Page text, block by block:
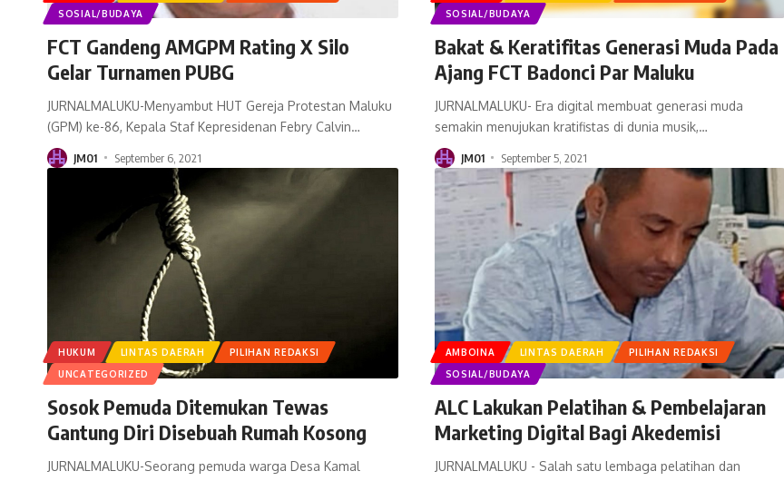
SOSIAL/BUDAYA
FCT Gandeng AMGPM Rating X Silo
Gelar Turnamen PUBG
JURNALMALUKU-Menyambut HUT Gereja Protestan Maluku
(GPM) ke-86, Kepala Staf Kepresidenan Febry Calvin…
JM01 September 6, 2021
SOSIAL/BUDAYA
Bakat & Keratifitas Generasi Muda Pada
Ajang FCT Badonci Par Maluku
JURNALMALUKU- Era digital membuat generasi muda
semakin menujukan kratifistas di dunia musik,…
JM01 September 5, 2021
HUKUM LINTAS DAERAH
PILIHAN REDAKSI
UNCATEGORIZED
Sosok Pemuda Ditemukan Tewas
Gantung Diri Disebuah Rumah Kosong
JURNALMALUKU-Seorang pemuda warga Desa Kamal
AMBOINA LINTAS DAERAH
PILIHAN REDAKSI
SOSIAL/BUDAYA
ALC Lakukan Pelatihan & Pembelajaran
Marketing Digital Bagi Akedemisi
JURNALMALUKU - Salah satu lembaga pelatihan dan